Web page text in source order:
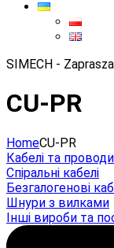
SIMECH -
CU-PR
HomeCU-PR
Кабелі та проводи
Спіральні кабелі
Безгалогенові
Шнури з вилками
Інші вироби та